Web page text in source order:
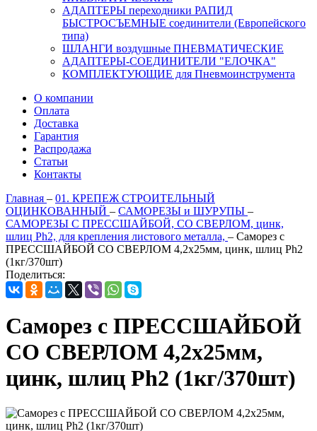
АДАПТЕРЫ переходники РАПИД
БЫСТРОСЪЕМНЫЕ соединители (Европейского
типа)
ШЛАНГИ воздушные ПНЕВМАТИЧЕСКИЕ
АДАПТЕРЫ-СОЕДИНИТЕЛИ "ЕЛОЧКА"
КОМПЛЕКТУЮЩИЕ для Пневмоинструмента
О компании
Оплата
Доставка
Гарантия
Распродажа
Статьи
Контакты
Главная – 01. КРЕПЕЖ СТРОИТЕЛЬНЫЙ
ОЦИНКОВАННЫЙ – САМОРЕЗЫ и ШУРУПЫ –
САМОРЕЗЫ С ПРЕССШАЙБОЙ, СО СВЕРЛОМ, цинк,
шлиц Ph2, для крепления листового металла, – Саморез с
ПРЕССШАЙБОЙ СО СВЕРЛОМ 4,2х25мм, цинк, шлиц Ph2
(1кг/370шт)
Поделиться:
Саморез с ПРЕССШАЙБОЙ
СО СВЕРЛОМ 4,2х25мм,
цинк, шлиц Ph2 (1кг/370шт)